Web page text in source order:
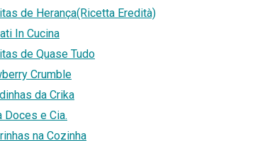
de Herança(Ricetta Eredità)
In Cucina
de Quase Tudo
Crumble
da Crika
Doces e Cia.
na Cozinha